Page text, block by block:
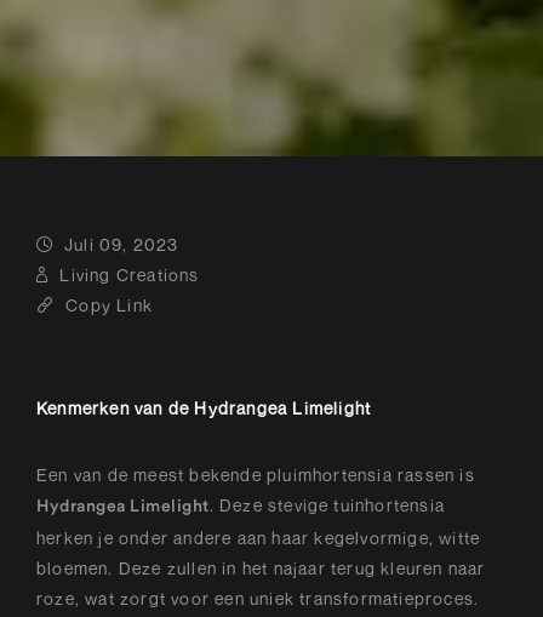
Juli 09, 2023
Living Creations
Copy Link
Kenmerken van de Hydrangea Limelight
Een van de meest bekende pluimhortensia rassen is
Hydrangea Limelight. Deze stevige tuinhortensia
herken je onder andere aan haar kegelvormige, witte
bloemen. Deze zullen in het najaar terug kleuren naar
roze, wat zorgt voor een uniek transformatieproces.